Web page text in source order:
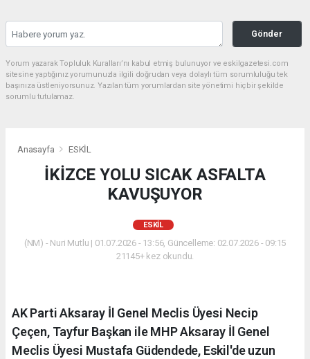
Gönder
Yorum yazarak Topluluk Kuralları’nı kabul etmiş bulunuyor ve eskilgazetesi.com
sitesine yaptığınız yorumunuzla ilgili doğrudan veya dolaylı tüm sorumluluğu tek
başınıza üstleniyorsunuz. Yazılan tüm yorumlardan site yönetimi hiçbir şekilde
sorumlu tutulamaz.
Anasayfa ESKİL
İKİZCE YOLU SICAK ASFALTA
KAVUŞUYOR
ESKİL
(NM) - Nuri Mutlu | 01.07.2026 - 13:56, Güncelleme: 02.07.2026 - 09:15
21145+ kez okundu.
AK Parti Aksaray İl Genel Meclis Üyesi Necip
Çeçen, Tayfur Başkan ile MHP Aksaray İl Genel
Meclis Üyesi Mustafa Güdendede, Eskil'de uzun